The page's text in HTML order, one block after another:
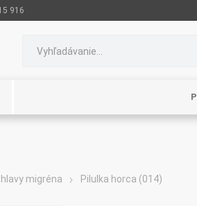
916
migréna Pilulka horca (014)